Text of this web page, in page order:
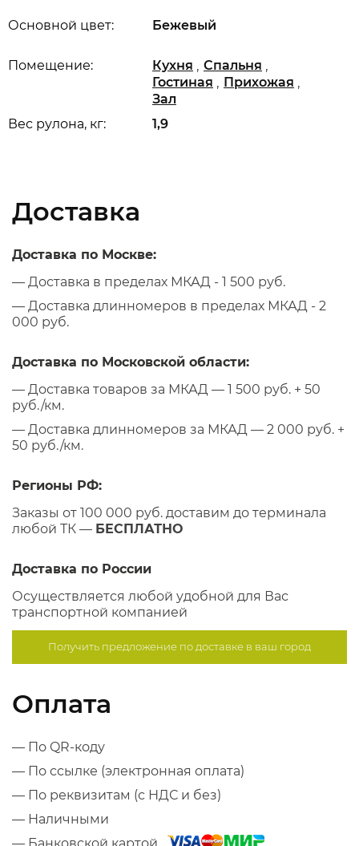
Вес рулона, кг: 1,9
Основной цвет: Бежевый
Помещение: Кухня , Спальня ,
Гостиная , Прихожая ,
Зал
Доставка
Доставка по Москве:
— Доставка в пределах МКАД - 1 500 руб.
— Доставка длинномеров в пределах МКАД - 2
000 руб.
Доставка по Московской области:
— Доставка товаров за МКАД — 1 500 руб. + 50
руб./км.
— Доставка длинномеров за МКАД — 2 000 руб. +
50 руб./км.
Регионы РФ:
Заказы от 100 000 руб. доставим до терминала
любой ТК — БЕСПЛАТНО
Доставка по России
Осуществляется любой удобной для Вас
транспортной компанией
Получить предложение подоставке в ваш город
Оплата
— По QR-коду
— По ссылке (электронная оплата)
— По реквизитам (с НДС и без)
— Наличными